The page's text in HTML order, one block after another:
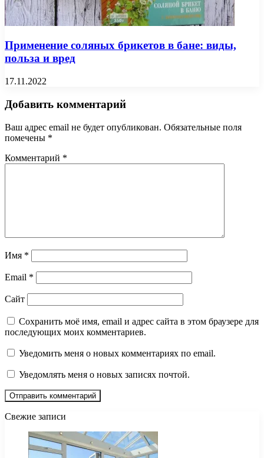
Применение соляных брикетов в бане: виды,
польза и вред
17.11.2022
Добавить комментарий
Ваш адрес email не будет опубликован. Обязательные поля
помечены *
Комментарий *
Имя *
Email *
Сайт
Сохранить моё имя, email и адрес сайта в этом браузере для
последующих моих комментариев.
Уведомить меня о новых комментариях по email.
Уведомлять меня о новых записях почтой.
Свежие записи